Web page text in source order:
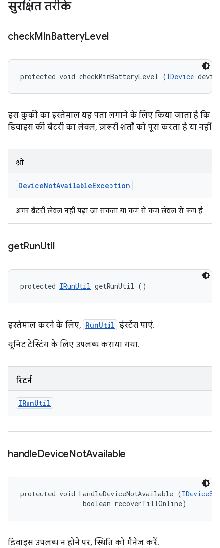
सुरक्षित तरीके
checkMinBatteryLevel
protected void checkMinBatteryLevel (IDevice
इस कुकी का इस्तेमाल यह पता लगाने के लिए किया जाता है कि
डिवाइस की बैटरी का लेवल, ज़रूरी शर्तों को पूरा करता है या नहीं
थ्रो
DeviceNotAvailableException
अगर बैटरी लेवल नहीं पढ़ा जा सकता या कम से कम लेवल से कम है
getRunUtil
protected IRunUtil getRunUtil ()
इस्तेमाल करने के लिए, RunUtil इंस्टेंस पाएं.
यूनिट टेस्टिंग के लिए उपलब्ध कराया गया.
रिटर्न
IRunUtil
handleDeviceNotAvailable
protected void handleDeviceNotAvailable (
                boolean recoverTillOnline)
डिवाइस उपलब्ध न होने पर, स्थिति को मैनेज करें.